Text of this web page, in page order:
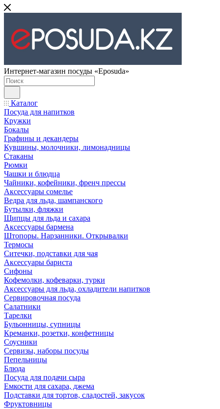
Интернет-магазин посуды «Eposuda»
Каталог
Посуда для напитков
Кружки
Бокалы
Графины и декандеры
Кувшины, молочники, лимонадницы
Стаканы
Рюмки
Чашки и блюдца
Чайники, кофейники, френч прессы
Аксессуары сомелье
Ведра для льда, шампанского
Бутылки, фляжки
Щипцы для льда и сахара
Аксессуары бармена
Штопоры. Нарзанники. Открывалки
Термосы
Ситечки, подставки для чая
Аксессуары бариста
Сифоны
Кофемолки, кофеварки, турки
Аксессуары для льда, охладители напитков
Сервировочная посуда
Салатники
Тарелки
Бульонницы, супницы
Креманки, розетки, конфетницы
Соусники
Сервизы, наборы посуды
Пепельницы
Блюда
Посуда для подачи сыра
Емкости для сахара, джема
Подставки для тортов, сладостей, закусок
Фруктовницы